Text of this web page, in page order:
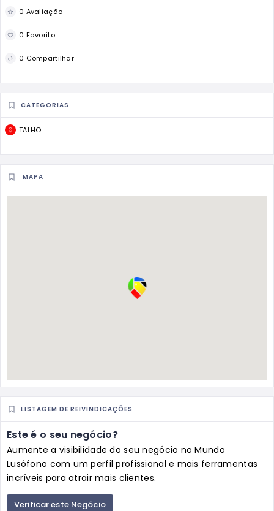
0 Avaliação
0 Favorito
0 Compartilhar
CATEGORIAS
TALHO
MAPA
LISTAGEM DE REIVINDICAÇÕES
Este é o seu negócio?
Aumente a visibilidade do seu negócio no Mundo
Lusófono com um perfil profissional e mais ferramentas
incríveis para atrair mais clientes.
Verificar este Negócio